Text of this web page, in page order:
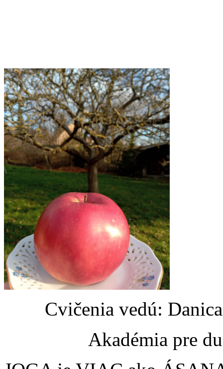
Cvičenia vedú:
Akadémia pre